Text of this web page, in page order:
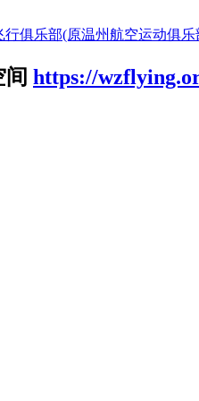
俱乐部(原温州航空运动俱乐
https://